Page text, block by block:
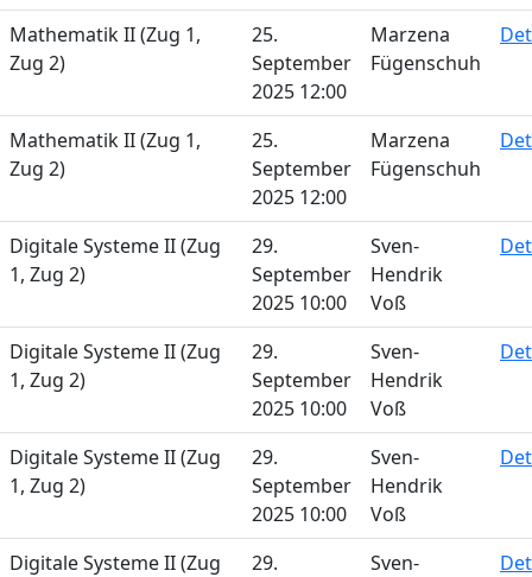
Mathematik II (Zug 1,
Zug 2)
25.
September
2025 12:00
Marzena
Fügenschuh
Mathematik II (Zug 1,
Zug 2)
25.
September
2025 12:00
Marzena
Fügenschuh
Digitale Systeme II (Zug
1, Zug 2)
29.
September
2025 10:00
Sven-
Hendrik
Voß
Digitale Systeme II (Zug
1, Zug 2)
29.
September
2025 10:00
Sven-
Hendrik
Voß
Digitale Systeme II (Zug
1, Zug 2)
29.
September
2025 10:00
Sven-
Hendrik
Voß
Digitale Systeme II (Zug
29.
Sven-